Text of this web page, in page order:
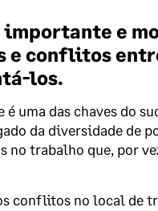
e
conflitos
los.
uma das chaves do
da diversidade de
no trabalho que, por
conflitos no local de